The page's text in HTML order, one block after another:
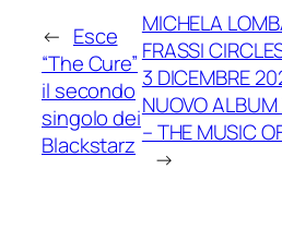
← Esce
“The Cure”
il secondo
singolo dei
Blackstarz
MICHELA
FRASSI
3 DICEMBRE
NUOVO
– THE MUSIC
→